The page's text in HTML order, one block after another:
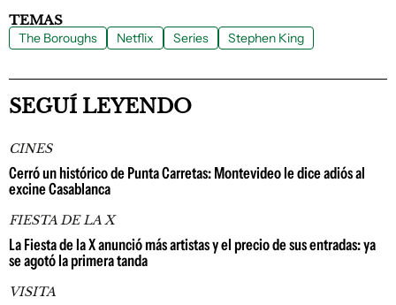
TEMAS
The Boroughs Netflix Series Stephen King
SEGUÍ LEYENDO
CINES
Cerró un histórico de Punta Carretas: Montevideo le dice adiós al
excine Casablanca
FIESTA DE LA X
La Fiesta de la X anunció más artistas y el precio de sus entradas: ya
se agotó la primera tanda
VISITA